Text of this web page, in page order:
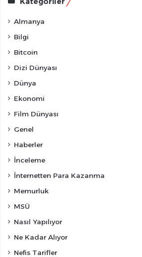
Almanya
Bilgi
Bitcoin
Dizi Dünyası
Dünya
Ekonomi
Film Dünyası
Genel
Haberler
İnceleme
İnternetten Para Kazanma
Memurluk
MSÜ
Nasıl Yapılıyor
Ne Kadar Alıyor
Nefis Tarifler